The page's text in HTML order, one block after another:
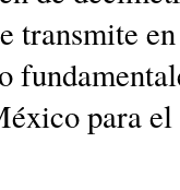
transmite
para el